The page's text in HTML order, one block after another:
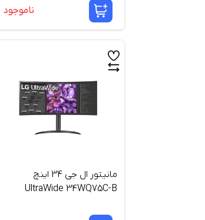
ناموجود
مانیتور ال جی 34 اینچ
UltraWide 34WQ75C-B